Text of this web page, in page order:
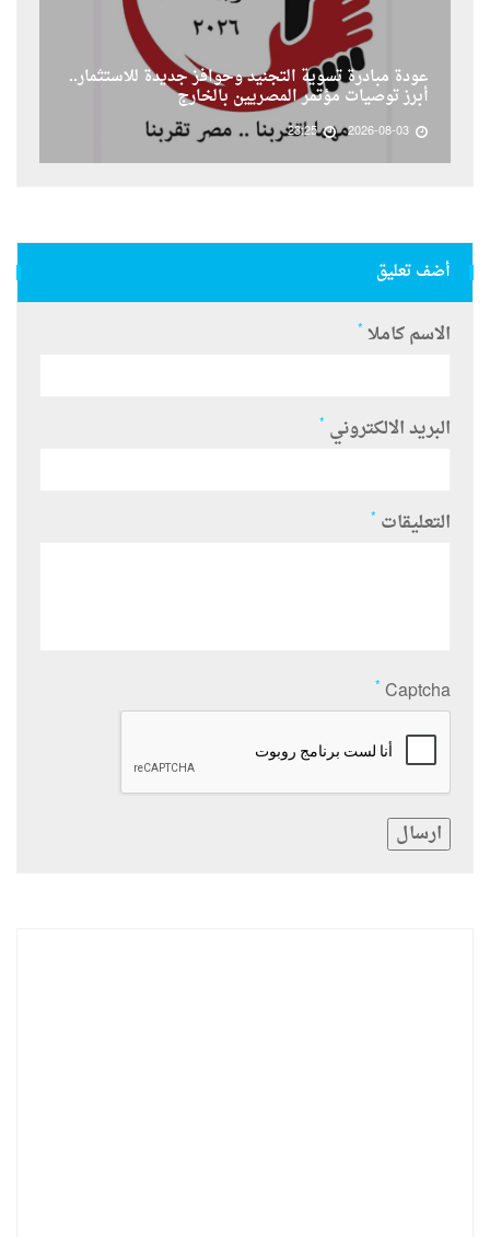
عودة مبادرة تسوية التجنيد وحوافز جديدة للاستثمار..
أبرز توصيات مؤتمر المصريين بالخارج
2026-08-03
23:25
أضف تعليق
الاسم كاملا *
البريد الالكتروني *
التعليقات *
Captcha
*
ارسال